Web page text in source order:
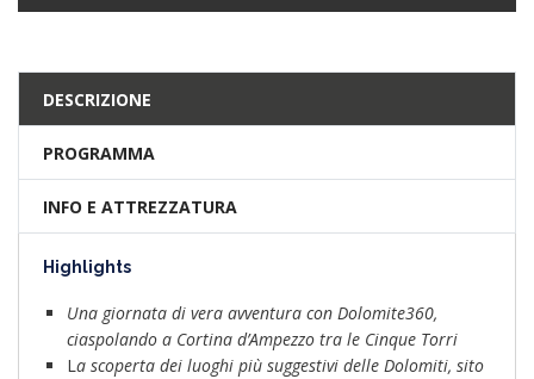
DESCRIZIONE
PROGRAMMA
INFO E ATTREZZATURA
Highlights
Una giornata di vera avventura con Dolomite360,
ciaspolando a Cortina d’Ampezzo tra le Cinque Torri
La scoperta dei luoghi più suggestivi delle Dolomiti, sito